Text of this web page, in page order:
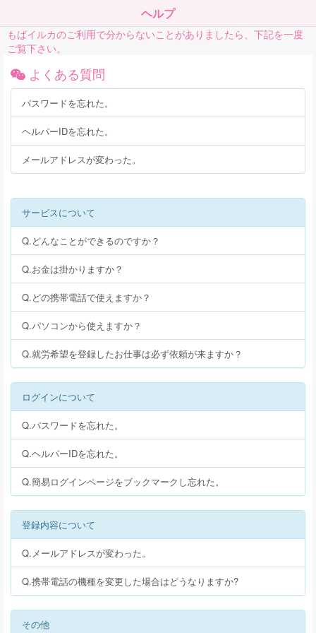
ヘルプ
もばイルカのご利用で分からないことがありましたら、下記を一度
ご覧下さい。
よくある質問
パスワードを忘れた。
ヘルパーIDを忘れた。
メールアドレスが変わった。
サービスについて
Q.どんなことができるのですか？
Q.お金は掛かりますか？
Q.どの携帯電話で使えますか？
Q.パソコンから使えますか？
Q.就労希望を登録したお仕事は必ず依頼が来ますか？
ログインについて
Q.パスワードを忘れた。
Q.ヘルパーIDを忘れた。
Q.簡易ログインページをブックマークし忘れた。
登録内容について
Q.メールアドレスが変わった。
Q.携帯電話の機種を変更した場合はどうなりますか?
その他